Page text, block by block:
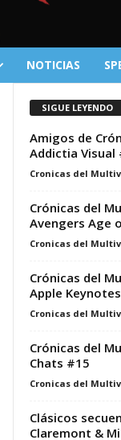
NOTICIAS
SIGUE LEYENDO
Amigos de
Addictia Visual
Cronicas del
Crónicas del
Avengers Age
Cronicas del
Crónicas del
Apple
Cronicas del
Crónicas del
Chats #15
Cronicas del
Clásicos
Claremont &